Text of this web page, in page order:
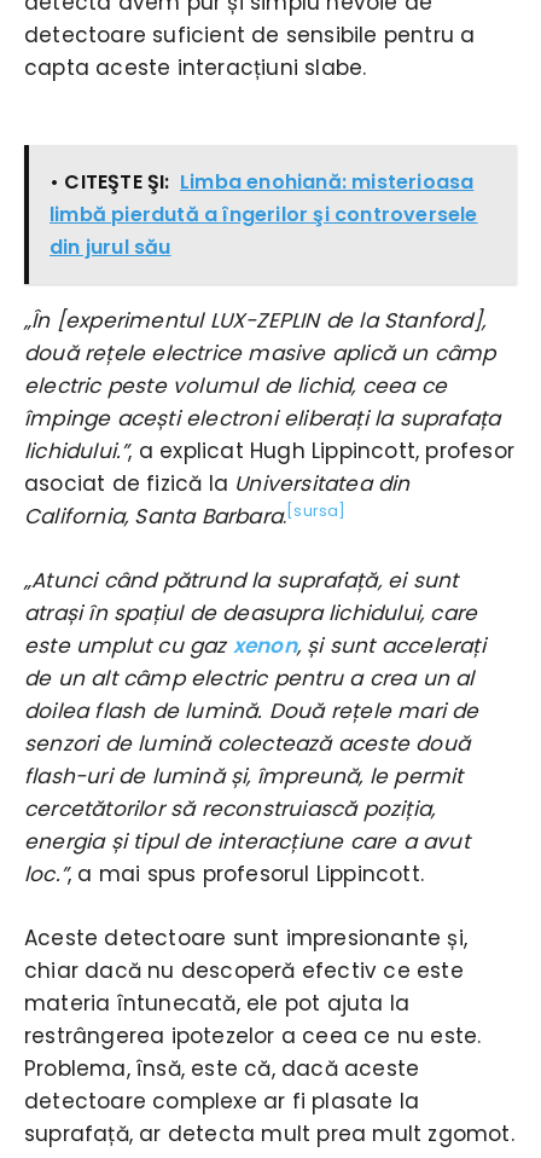
detectoare suficient de sensibile pentru a
capta aceste interacțiuni slabe.
• CITEŞTE ŞI: Limba enohiană: misterioasa
limbă pierdută a îngerilor şi controversele
din jurul său
„În [experimentul LUX-ZEPLIN de la Stanford],
două rețele electrice masive aplică un câmp
electric peste volumul de lichid, ceea ce
împinge acești electroni eliberați la suprafața
lichidului.”, a explicat Hugh Lippincott, profesor
asociat de fizică la Universitatea din
California, Santa Barbara. [sursa]
„Atunci când pătrund la suprafață, ei sunt
atrași în spațiul de deasupra lichidului, care
este umplut cu gazxenon, și sunt accelerați
de un alt câmp electric pentru a crea un al
doilea flash de lumină. Două rețele mari de
senzori de lumină colectează aceste două
flash-uri de lumină și, împreună, le permit
cercetătorilor să reconstruiască poziția,
energia și tipul de interacțiune care a avut
loc.”, a mai spus profesorul Lippincott.
Aceste detectoare sunt impresionante și,
chiar dacă nu descoperă efectiv ce este
materia întunecată, ele pot ajuta la
restrângerea ipotezelor a ceea ce nu este.
Problema, însă, este că, dacă aceste
detectoare complexe ar fi plasate la
suprafață, ar detecta mult prea mult zgomot.